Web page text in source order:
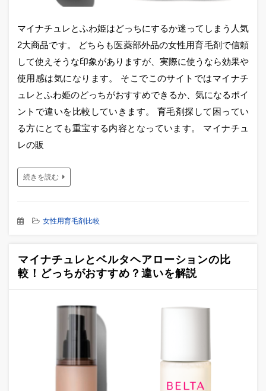
マイナチュレとふわ姫はどっちにするか迷ってしまう人気
2大商品です。 どちらも医薬部外品の女性用育毛剤で信頼
して使えそうな印象がありますが、実際に使うなら効果や
使用感は気になります。 そこでこのサイトではマイナチ
ュレとふわ姫のどっちがおすすめできるか、気になるポイ
ントで違いを比較していきます。 育毛剤探して困ってい
る方にとても重宝する内容となっています。 マイナチュ
レの販
続きを読む
女性用育毛剤比較
マイナチュレとベルタヘアローションの比
較！どっちがおすすめ？違いを解説